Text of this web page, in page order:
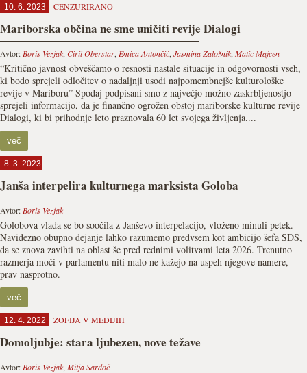
10. 6. 2023 CENZURIRANO
Mariborska občina ne sme uničiti revije Dialogi
Avtor: Boris Vezjak, Ciril Oberstar, Emica Antončič, Jasmina Založnik, Matic Majcen
“Kritično javnost obveščamo o resnosti nastale situacije in odgovornosti vseh,
ki bodo sprejeli odločitev o nadaljnji usodi najpomembnejše kulturološke
revije v Mariboru” Spodaj podpisani smo z največjo možno zaskrbljenostjo
sprejeli informacijo, da je finančno ogrožen obstoj mariborske kulturne revije
Dialogi, ki bi prihodnje leto praznovala 60 let svojega življenja....
več
8. 3. 2023
Janša interpelira kulturnega marksista Goloba
Avtor: Boris Vezjak
Golobova vlada se bo soočila z Janševo interpelacijo, vloženo minuli petek.
Navidezno obupno dejanje lahko razumemo predvsem kot ambicijo šefa SDS,
da se znova zavihti na oblast še pred rednimi volitvami leta 2026. Trenutno
razmerja moči v parlamentu niti malo ne kažejo na uspeh njegove namere,
prav nasprotno.
več
12. 4. 2022 ZOFIJA V MEDIJIH
Domoljubje: stara ljubezen, nove težave
Avtor: Boris Vezjak, Mitja Sardoč